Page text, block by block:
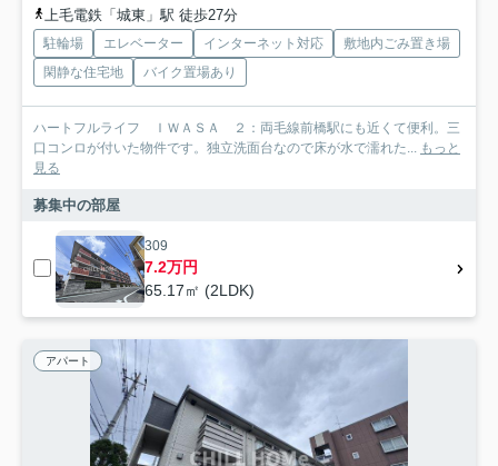
上毛電鉄「城東」駅 徒歩27分
駐輪場 エレベーター インターネット対応
敷地内ごみ置き場
閑静な住宅地
バイク置場あり
ハートフルライフ ＩＷＡＳＡ ２：両毛線前橋駅にも近くて便利。三
口コンロが付いた物件です。独立洗面台なので床が水で濡れた...
もっと
見る
募集中の部屋
309
7.2万円
65.17㎡ (2LDK)
アパート